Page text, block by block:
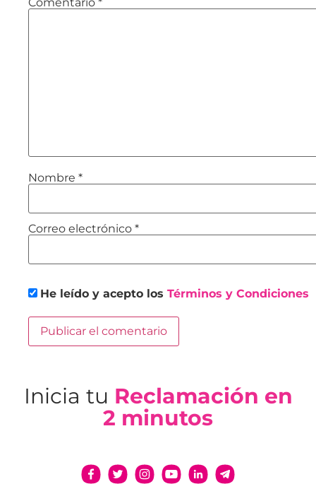
Nombre *
Correo electrónico *
He leído y acepto los Términos y Condiciones
Inicia tu Reclamación en
2 minutos